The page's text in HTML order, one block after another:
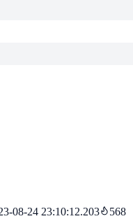
08-24 23:10:12.203
568